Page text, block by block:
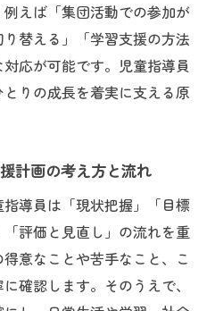
えば「集団活動での参加が
替える」「学習支援の方法
応が可能です。児童指導員
りの成長を着実に支える原
計画の考え方と流れ
導員は「現状把握」「目標
評価と見直し」の流れを重
意なことや苦手なこと、こ
確認します。そのうえで、